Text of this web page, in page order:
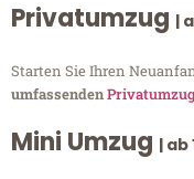
Privatumzug |
Starten Sie Ihren
umfassenden
Mini Umzug | ab